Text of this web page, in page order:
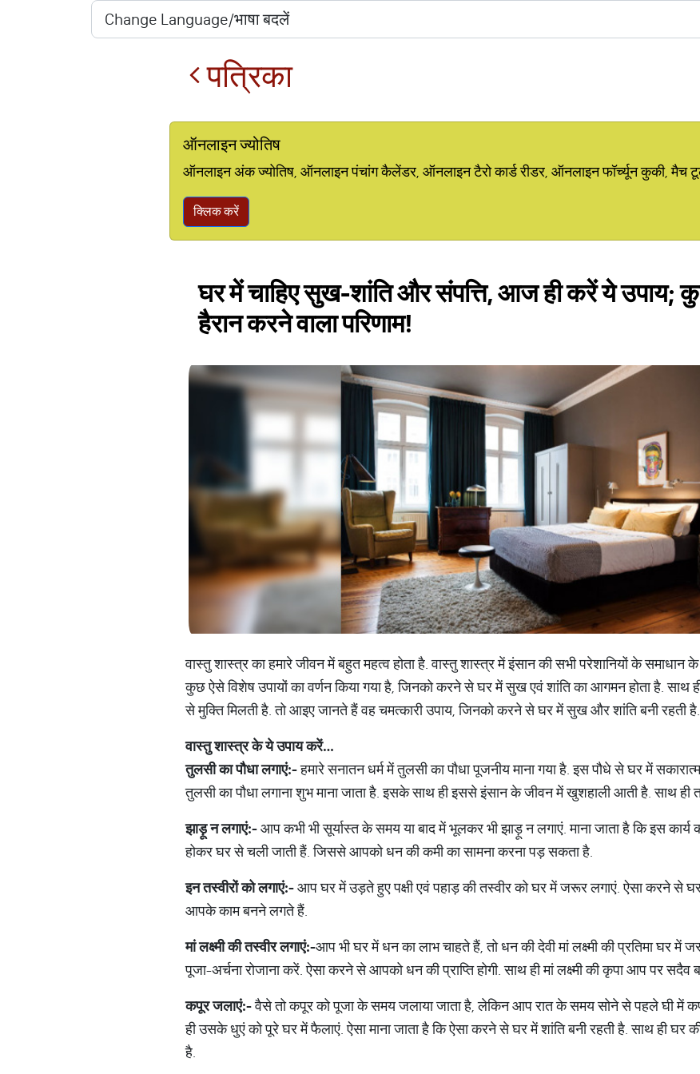
पत्रिका
ऑनलाइन ज्योतिष
ऑनलाइन अंक ज्योतिष, ऑनलाइन पंचांग कैलेंडर, ऑनलाइन टैरो कार्ड रीडर, ऑनलाइन फॉर्च्यून कुकी, मैच
क्लिक करें
घर में चाहिए सुख-शांति और संपत्ति, आज ही करें ये उपाय;
हैरान करने वाला परिणाम!
वास्तु शास्त्र का हमारे जीवन में बहुत महत्व होता है. वास्तु शास्त्र में इंसान की सभी परेशानियों के समाधान के
कुछ ऐसे विशेष उपायों का वर्णन किया गया है, जिनको करने से घर में सुख एवं शांति का आगमन होता है. साथ
से मुक्ति मिलती है. तो आइए जानते हैं वह चमत्कारी उपाय, जिनको करने से घर में सुख और शांति बनी रहती
वास्तुशास्त्रकेयेउपायकरें…
तुलसीकापौधालगाएं:-हमारे सनातन धर्म में तुलसी का पौधा पूजनीय माना गया है. इस पौधे से घर में
तुलसी का पौधा लगाना शुभ माना जाता है. इसके साथ ही इससे इंसान के जीवन में खुशहाली आती है. साथ ही
झाड़ूनलगाएं:-आप कभी भी सूर्यास्त के समय या बाद में भूलकर भी झाड़ू न लगाएं. माना जाता है कि इस कार्य
होकर घर से चली जाती हैं. जिससे आपको धन की कमी का सामना करना पड़ सकता है.
इनतस्वीरोंकोलगाएं:-आप घर में उड़ते हुए पक्षी एवं पहाड़ की तस्वीर को घर में जरूर लगाएं. ऐसा करने से
आपके काम बनने लगते हैं.
मांलक्ष्मीकीतस्वीरलगाएं:-आप भी घर में धन का लाभ चाहते हैं, तो धन की देवी मां लक्ष्मी की प्रतिमा घर में
पूजा-अर्चना रोजाना करें. ऐसा करने से आपको धन की प्राप्ति होगी. साथ ही मां लक्ष्मी की कृपा आप पर सदैव
कपूरजलाएं:-वैसे तो कपूर को पूजा के समय जलाया जाता है, लेकिन आप रात के समय सोने से पहले घी में
ही उसके धुएं को पूरे घर में फैलाएं. ऐसा माना जाता है कि ऐसा करने से घर में शांति बनी रहती है. साथ ही घर
है.